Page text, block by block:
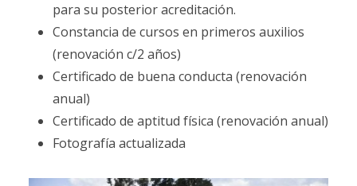
para su posterior acreditación.
Constancia de cursos en primeros auxilios
(renovación c/2 años)
Certificado de buena conducta (renovación
anual)
Certificado de aptitud física (renovación anual)
Fotografía actualizada